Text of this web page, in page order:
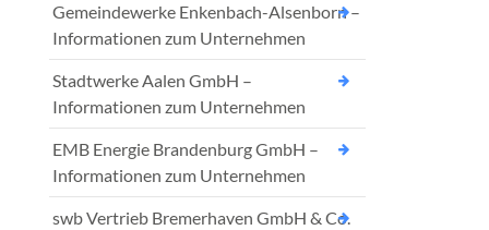
Gemeindewerke Enkenbach-Alsenborn –
Informationen zum Unternehmen
Stadtwerke Aalen GmbH –
Informationen zum Unternehmen
EMB Energie Brandenburg GmbH –
Informationen zum Unternehmen
swb Vertrieb Bremerhaven GmbH & Co.